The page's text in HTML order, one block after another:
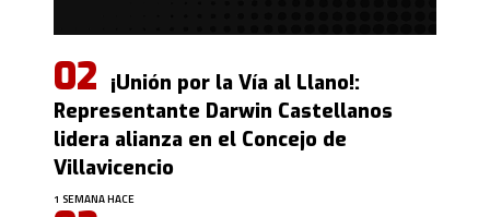
¡Unión por la Vía al Llano!:
Representante Darwin Castellanos
lidera alianza en el Concejo de
Villavicencio
1 SEMANA HACE